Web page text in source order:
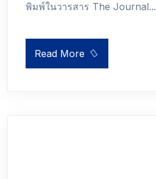
พิมพ์ในวารสาร The Journal...
Read More